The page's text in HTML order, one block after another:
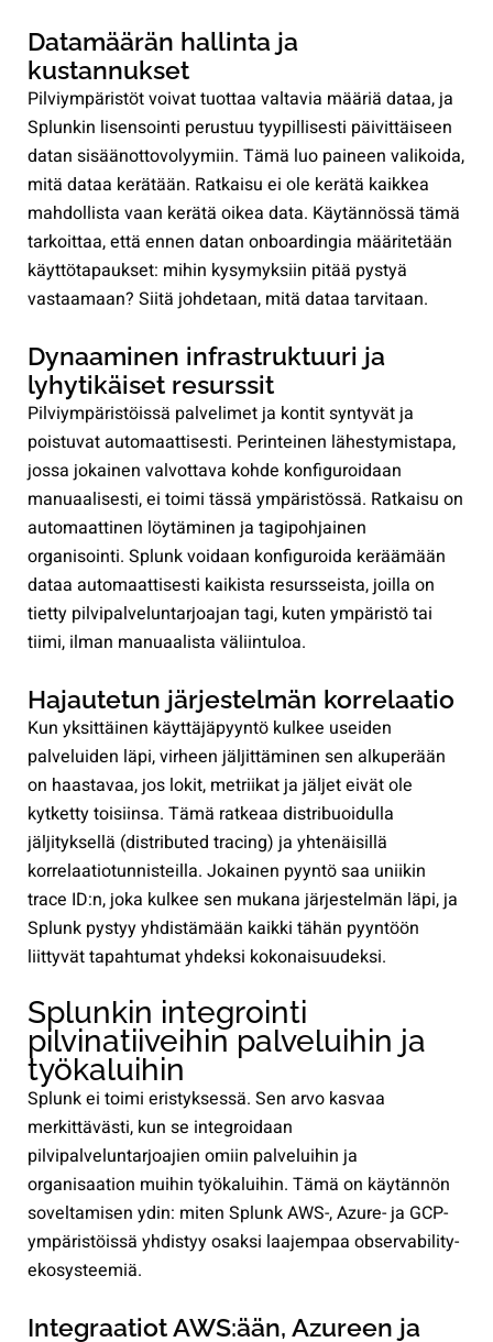
Datamäärän hallinta ja
kustannukset
Pilviympäristöt voivat tuottaa valtavia määriä dataa, ja
Splunkin lisensointi perustuu tyypillisesti päivittäiseen
datan sisäänottovolyymiin. Tämä luo paineen valikoida,
mitä dataa kerätään. Ratkaisu ei ole kerätä kaikkea
mahdollista vaan kerätä oikea data. Käytännössä tämä
tarkoittaa, että ennen datan onboardingia määritetään
käyttötapaukset: mihin kysymyksiin pitää pystyä
vastaamaan? Siitä johdetaan, mitä dataa tarvitaan.
Dynaaminen infrastruktuuri ja
lyhytikäiset resurssit
Pilviympäristöissä palvelimet ja kontit syntyvät ja
poistuvat automaattisesti. Perinteinen lähestymistapa,
jossa jokainen valvottava kohde konfiguroidaan
manuaalisesti, ei toimi tässä ympäristössä. Ratkaisu on
automaattinen löytäminen ja tagipohjainen
organisointi. Splunk voidaan konfiguroida keräämään
dataa automaattisesti kaikista resursseista, joilla on
tietty pilvipalveluntarjoajan tagi, kuten ympäristö tai
tiimi, ilman manuaalista väliintuloa.
Hajautetun järjestelmän korrelaatio
Kun yksittäinen käyttäjäpyyntö kulkee useiden
palveluiden läpi, virheen jäljittäminen sen alkuperään
on haastavaa, jos lokit, metriikat ja jäljet eivät ole
kytketty toisiinsa. Tämä ratkeaa distribuoidulla
jäljityksellä (distributed tracing) ja yhtenäisillä
korrelaatiotunnisteilla. Jokainen pyyntö saa uniikin
trace ID:n, joka kulkee sen mukana järjestelmän läpi, ja
Splunk pystyy yhdistämään kaikki tähän pyyntöön
liittyvät tapahtumat yhdeksi kokonaisuudeksi.
Splunkin integrointi
pilvinatiiveihin palveluihin ja
työkaluihin
Splunk ei toimi eristyksessä. Sen arvo kasvaa
merkittävästi, kun se integroidaan
pilvipalveluntarjoajien omiin palveluihin ja
organisaation muihin työkaluihin. Tämä on käytännön
soveltamisen ydin: miten Splunk AWS-, Azure- ja GCP-
ympäristöissä yhdistyy osaksi laajempaa observability-
ekosysteemiä.
Integraatiot AWS:ään, Azureen ja